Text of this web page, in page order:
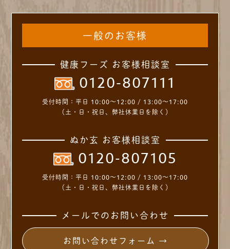
一般のお客様
健康フーズ お客様相談室
0120-807111
受付時間： 平日 10:00～12:00 / 13:00～17:00
（土・日・祝日、弊社休業日を除く）
ぬか玄 お客様相談室
0120-807105
受付時間： 平日 10:00～12:00 / 13:00～17:00
（土・日・祝日、弊社休業日を除く）
メールでのお問い合わせ
お問い合わせフォーム →